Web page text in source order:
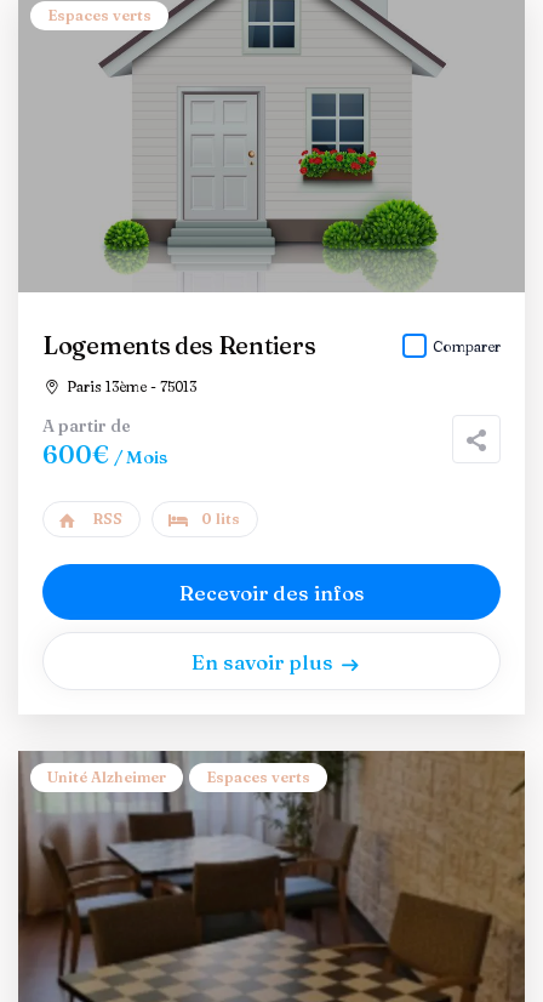
Espaces verts
Logements des Rentiers
Paris 13ème - 75013
Comparer
A partir de
600€ / Mois
RSS 0 lits
Recevoir des infos
En savoir plus
Unité Alzheimer Espaces verts